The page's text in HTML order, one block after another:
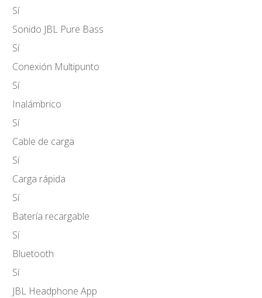
Sí
Sonido JBL Pure Bass
Sí
Conexión Multipunto
Sí
Inalámbrico
Sí
Cable de carga
Sí
Carga rápida
Sí
Batería recargable
Sí
Bluetooth
Sí
JBL Headphone App